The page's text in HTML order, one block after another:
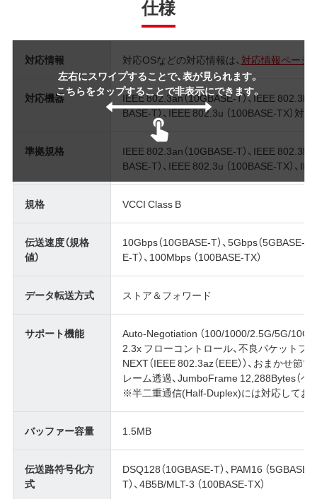
仕様
左右にスワイプすることで、表が見られます。
こちらをタップすることで非表示にできます。
対応情報 対応OSなどの対応情報は、 対応情報ページ
対応機器
IEEE 802.3an（10GBASE-T）、IEEE
BASE-T）、IEEE 802.3u （100BASE-TX）対
準拠規格
IEEE 802.3an（10GBASE-T）、IEEE
BASE-T）、IEEE 802.3u （100BASE-TX）、
規格 VCCI Class B
伝送速度（規格
値）
10Gbps（10GBASE-T）、5Gbps（5GBASE-T
E-T）、100Mbps （100BASE-TX）
データ転送方式 ストア＆フォワード
サポート機能
Auto-Negotiation （100/1000/2.5G/5G/
2.3x フローコントロール、不良パケットフ
NEXT（IEEE 802.3az（EEE））、おまかせ節
レーム透過、JumboFrame 12,288Bytes（
※半二重通信(Half-Duplex)には対応してお
バッファー容量 1.5MB
伝送路符号化方
式
DSQ128（10GBASE-T）、PAM16 （
T）、4B5B/MLT-3 （100BASE-TX）